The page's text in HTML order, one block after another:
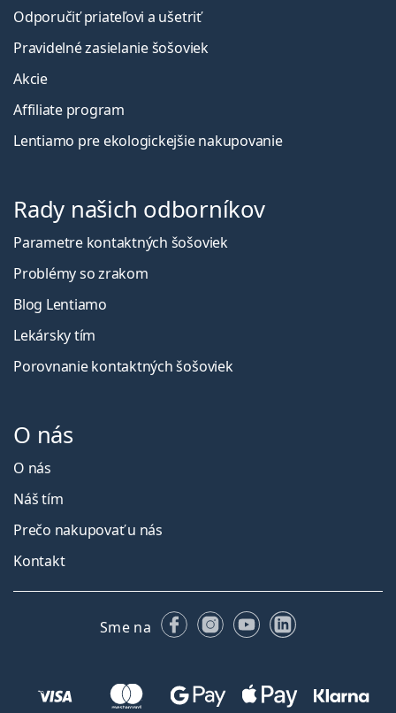
Odporučiť priateľovi a ušetriť
Pravidelné zasielanie šošoviek
Akcie
Affiliate program
Lentiamo pre ekologickejšie nakupovanie
Rady našich odborníkov
Parametre kontaktných šošoviek
Problémy so zrakom
Blog Lentiamo
Lekársky tím
Porovnanie kontaktných šošoviek
O nás
O nás
Náš tím
Prečo nakupovať u nás
Kontakt
Sme na FacebookuInstagrame
YouTubeLinkedIn